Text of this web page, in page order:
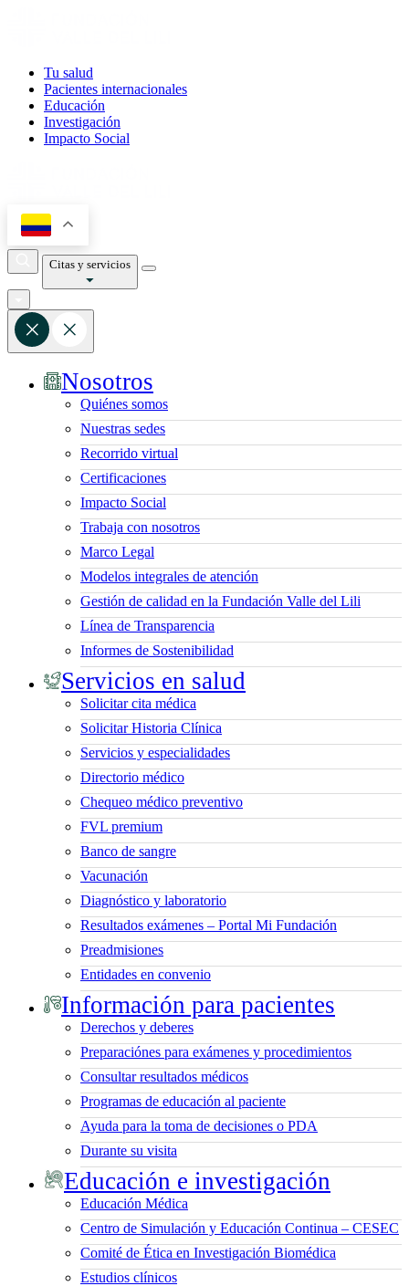
Tu salud
Pacientes internacionales
Educación
Investigación
Impacto Social
Citas y servicios
Nosotros
Quiénes somos
Nuestras sedes
Recorrido virtual
Certificaciones
Impacto Social
Trabaja con nosotros
Marco Legal
Modelos integrales de atención
Gestión de calidad en la Fundación Valle del Lili
Línea de Transparencia
Informes de Sostenibilidad
Servicios en salud
Solicitar cita médica
Solicitar Historia Clínica
Servicios y especialidades
Directorio médico
Chequeo médico preventivo
FVL premium
Banco de sangre
Vacunación
Diagnóstico y laboratorio
Resultados exámenes – Portal Mi Fundación
Preadmisiones
Entidades en convenio
Información para pacientes
Derechos y deberes
Preparaciónes para exámenes y procedimientos
Consultar resultados médicos
Programas de educación al paciente
Ayuda para la toma de decisiones o PDA
Durante su visita
Educación e investigación
Educación Médica
Centro de Simulación y Educación Continua – CESEC
Comité de Ética en Investigación Biomédica
Estudios clínicos